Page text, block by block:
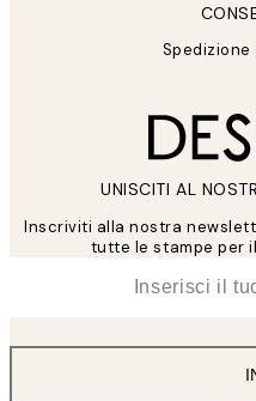
UNISCITI AL
Inscriviti alla nostra
tutte le stampe per